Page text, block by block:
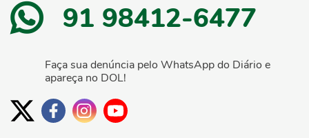
91 98412-6477
Faça sua denúncia pelo WhatsApp do Diário e
apareça no DOL!